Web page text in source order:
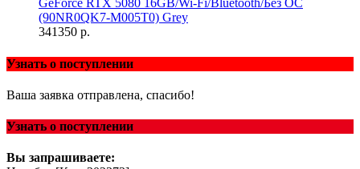
GeForce RTX 5080 16GB/Wi-Fi/Bluetooth/Без ОС
(90NR0QK7-M005T0) Grey
341350 р.
Узнать о поступлении
Ваша заявка отправлена, спасибо!
Узнать о поступлении
Вы запрашиваете: